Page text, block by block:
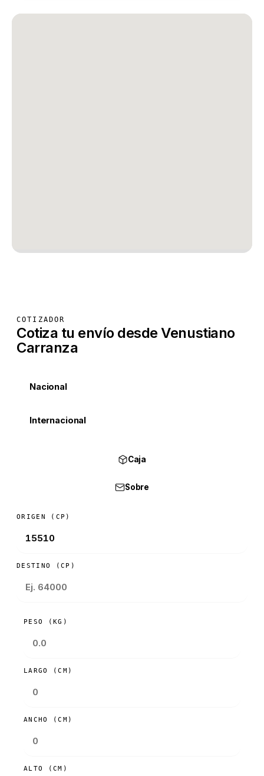
COTIZADOR
Cotiza tu envío desde Venustiano
Carranza
Nacional
Internacional
Caja
Sobre
ORIGEN (CP)
DESTINO (CP)
PESO (KG)
LARGO (CM)
ANCHO (CM)
ALTO (CM)